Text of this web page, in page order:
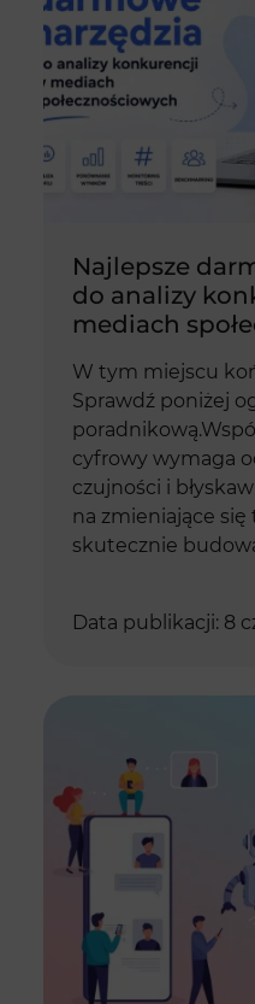
Najlepsze
do analizy
mediach
W tym miejscu
Sprawdź poniżej
cyfrowy wymaga
czujności i
na zmieniające się
skutecznie
Data publikacji: 8